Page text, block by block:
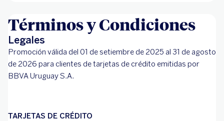
Términos y Condiciones
Legales
Promoción válida del 01 de setiembre de 2025 al 31 de agosto
de 2026 para clientes de tarjetas de crédito emitidas por
BBVA Uruguay S.A.
TARJETAS DE CRÉDITO